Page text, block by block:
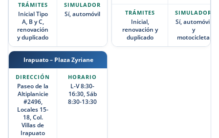
Inicial Tipo
A, B y C,
renovación
y duplicado
Sí, automóvil
Inicial,
renovación y
duplicado
Sí, automóvil
y
motocicleta
Irapuato – Plaza Zyriane
Paseo de la
Altiplanicie
#2496,
Locales 15-
18, Col.
Villas de
Irapuato
L-V 8:30-
16:30, Sáb
8:30-13:30